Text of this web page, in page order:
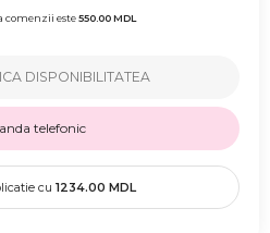
comenzii este550.00MDL
DISPONIBILITATEA
telefonic
cu 1234.00 MDL